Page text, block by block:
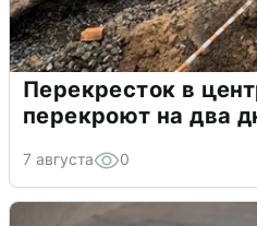
Перекресток в
перекроют на два
7 августа 0